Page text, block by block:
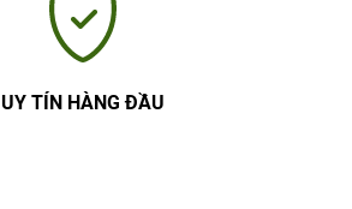
UY TÍN HÀNG ĐẦU